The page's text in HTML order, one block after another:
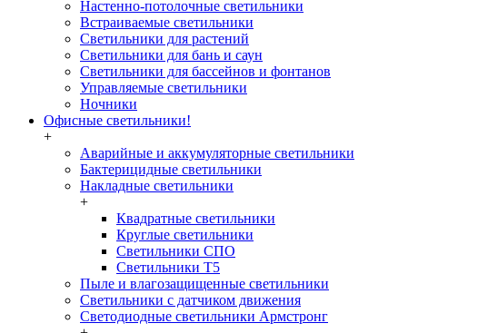
Настенно-потолочные светильники
Встраиваемые светильники
Светильники для растений
Светильники для бань и саун
Светильники для бассейнов и фонтанов
Управляемые светильники
Ночники
Офисные светильники!
+
Аварийные и аккумуляторные светильники
Бактерицидные светильники
Накладные светильники
+
Квадратные светильники
Круглые светильники
Светильники СПО
Светильники Т5
Пыле и влагозащищенные светильники
Светильники с датчиком движения
Светодиодные светильники Армстронг